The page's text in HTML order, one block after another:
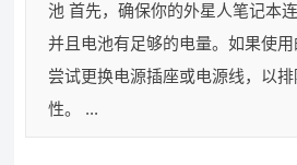
池 首先，确保你的外星人笔记本
并且电池有足够的电量。如果使
尝试更换电源插座或电源线，以
性。 ...